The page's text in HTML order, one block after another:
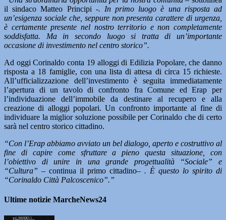
il sindaco Matteo Principi -. In primo luogo è una risposta ad
un’esigenza sociale che, seppure non presenta carattere di urgenza,
è certamente presente nel nostro territorio e non completamente
soddisfatta. Ma in secondo luogo si tratta di un’importante
occasione di investimento nel centro storico”.
Ad oggi Corinaldo conta 19 alloggi di Edilizia Popolare, che danno
risposta a 18 famiglie, con una lista di attesa di circa 15 richieste.
All’ufficializzazione dell’investimento è seguita immediatamente
l’apertura di un tavolo di confronto fra Comune ed Erap per
l’individuazione dell’immobile da destinare al recupero e alla
creazione di alloggi popolari. Un confronto importante al fine di
individuare la miglior soluzione possibile per Corinaldo che di certo
sarà nel centro storico cittadino.
“Con l’Erap abbiamo avviato un bel dialogo, aperto e costruttivo al
fine di capire come sfruttare a pieno questa situazione, con
l’obiettivo di unire in una grande progettualità “Sociale” e
“Cultura” – continua il primo cittadino– . È questo lo spirito di
“Corinaldo Città Palcoscenico”.”
Ultime notizie MarcheNews24